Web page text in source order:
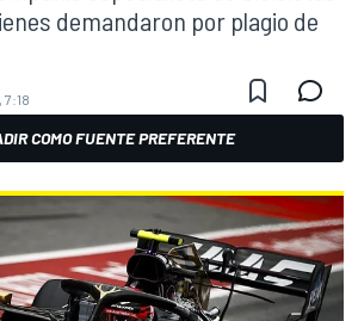
demandaron por plagio de
7:18
COMO FUENTE PREFERENTE